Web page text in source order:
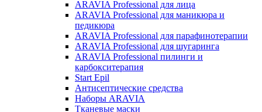
ARAVIA Professional для лица
ARAVIA Professional для маникюра и
педикюра
ARAVIA Professional для парафинотерапии
ARAVIA Professional для шугаринга
ARAVIA Professional пилинги и
карбокситерапия
Start Epil
Антисептические средства
Наборы ARAVIA
Тканевые маски